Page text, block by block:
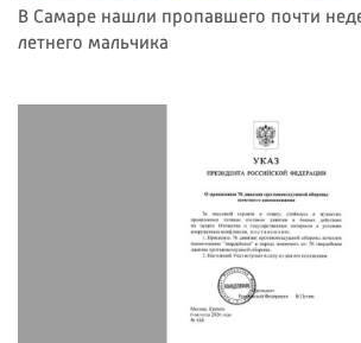
В Самаре нашли пропавшего почти
летнего мальчика